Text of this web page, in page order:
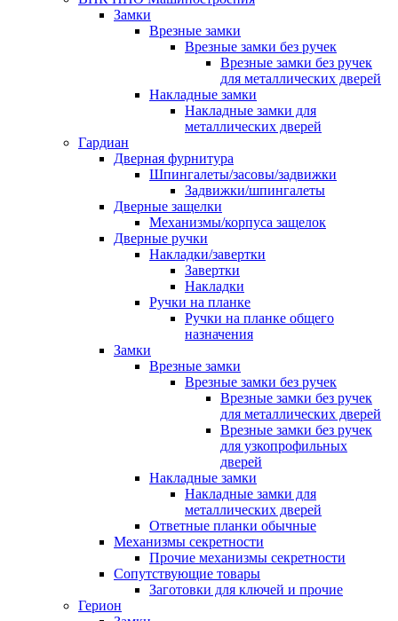
Замки
Врезные замки
Врезные замки без ручек
Врезные замки без ручек
для металлических дверей
Накладные замки
Накладные замки для
металлических дверей
Гардиан
Дверная фурнитура
Шпингалеты/засовы/задвижки
Задвижки/шпингалеты
Дверные защелки
Механизмы/корпуса защелок
Дверные ручки
Накладки/завертки
Завертки
Накладки
Ручки на планке
Ручки на планке общего
назначения
Замки
Врезные замки
Врезные замки без ручек
Врезные замки без ручек
для металлических дверей
Врезные замки без ручек
для узкопрофильных
дверей
Накладные замки
Накладные замки для
металлических дверей
Ответные планки обычные
Механизмы секретности
Прочие механизмы секретности
Сопутствующие товары
Заготовки для ключей и прочие
Герион